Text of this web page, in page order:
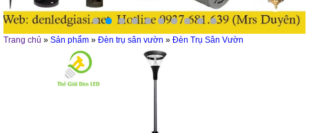
Trang chủ » Sản phẩm » Đèn trụ sân vườn » Đèn Trụ Sân Vườn